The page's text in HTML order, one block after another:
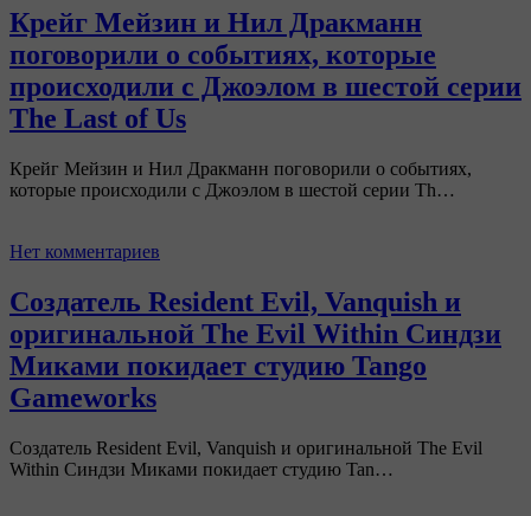
Крейг Мейзин и Нил Дракманн
поговорили о событиях, которые
происходили с Джоэлом в шестой серии
The Last of Us
Крейг Мейзин и Нил Дракманн поговорили о событиях,
которые происходили с Джоэлом в шестой серии Th…
Нет комментариев
Создатель Resident Evil, Vanquish и
оригинальной The Evil Within Синдзи
Миками покидает студию Tango
Gameworks
Создатель Resident Evil, Vanquish и оригинальной The Evil
Within Синдзи Миками покидает студию Tan…